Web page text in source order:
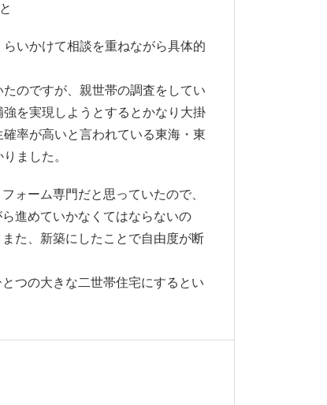
いかけて相談を重ねながら具体的
たのですが、親世帯の調査をしてい
を実現しようとするとかなり大掛
率が高いと言われている東海・東
ました。
ォーム専門だと思っていたので、
進めていかなくてはならないの
た、新築にしたことで自由度が断
つの大きな二世帯住宅にするとい